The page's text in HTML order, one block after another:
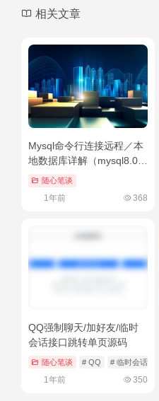
相关文章
Mysql命令行连接远程／本
地数据库详解（mysql8.0开
启远程访问权限）燃爆了
随心笔谈
1年前 368
QQ强制聊天/加好友/临时
会话接口跳转单页源码
随心笔谈 # QQ # 临时会话
1年前 350